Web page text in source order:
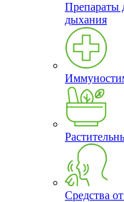
Препараты
дыхания
Средства